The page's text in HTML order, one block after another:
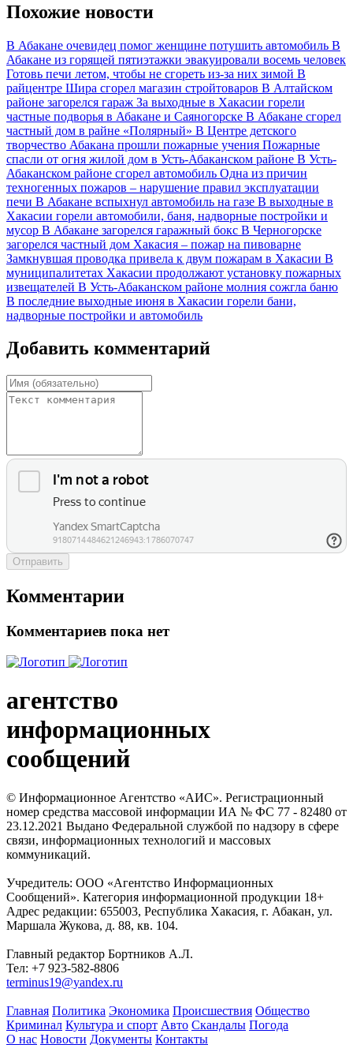
Похожие новости
В Абакане очевидец помог женщине потушить автомобиль В
Абакане из горящей пятиэтажки эвакуировали восемь человек
Готовь печи летом, чтобы не сгореть из-за них зимой В
райцентре Шира сгорел магазин стройтоваров В Алтайском
районе загорелся гараж За выходные в Хакасии горели
частные подворья в Абакане и Саяногорске В Абакане сгорел
частный дом в райне «Полярный» В Центре детского
творчество Абакана прошли пожарные учения Пожарные
спасли от огня жилой дом в Усть-Абаканском районе В Усть-
Абаканском районе сгорел автомобиль Одна из причин
техногенных пожаров – нарушение правил эксплуатации
печи В Абакане вспыхнул автомобиль на газе В выходные в
Хакасии горели автомобили, баня, надворные постройки и
мусор В Абакане загорелся гаражный бокс В Черногорске
загорелся частный дом Хакасия – пожар на пивоварне
Замкнувшая проводка привела к двум пожарам в Хакасии В
муниципалитетах Хакасии продолжают установку пожарных
извещателей В Усть-Абаканском районе молния сожгла баню
В последние выходные июня в Хакасии горели бани,
надворные постройки и автомобиль
Добавить комментарий
Отправить
Комментарии
Комментариев пока нет
агентство
информационных
сообщений
© Информационное Агентство «АИС». Регистрационный
номер средства массовой информации ИА № ФС 77 - 82480 от
23.12.2021 Выдано Федеральной службой по надзору в сфере
связи, информационных технологий и массовых
коммуникаций.
Учредитель: ООО «Агентство Информационных
Сообщений». Категория информационной продукции 18+
Адрес редакции: 655003, Республика Хакасия, г. Абакан, ул.
Маршала Жукова, д. 88, кв. 104.
Главный редактор Бортников А.Л.
Тел: +7 923-582-8806
terminus19@yandex.ru
Главная Политика Экономика Происшествия Общество
Криминал Культура и спорт Авто Скандалы Погода
О нас Новости Документы Контакты